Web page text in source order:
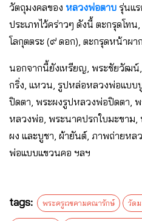
วัตถุมงคลของ หลวงพ่อตาบ รุ่นแ
ประเภทไว้คร่าวๆ ดังนี้ ตะกรุดโท
โลกุตตระ (๙ ดอก), ตะกรุดหน้าผา
นอกจากนี้ยังเหรียญ, พระชัยวัฒน์,
กริ่ง, แหวน, รูปหล่อหลวงพ่อแบบ
ปิดตา, พระผงรูปหลวงพ่อปิดตา,
หลวงพ่อ, พระนาคปรกใบมะขาม,
ผง และบูชา, ผ้ายันต์, ภาพถ่ายห
พ่อแบบแขวนคอ ฯลฯ
tags: พระครูเวชคามคณารักษ์ วัดม